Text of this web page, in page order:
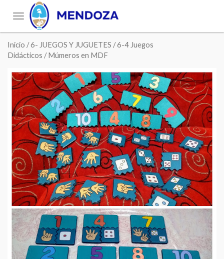
Toggle
navigation
Inicio /6- JUEGOS Y JUGUETES /6-4 Juegos
Didácticos / Múmeros en MDF